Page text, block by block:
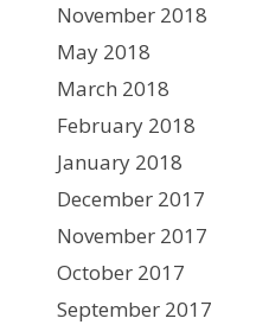
November 2018
May 2018
March 2018
February 2018
January 2018
December 2017
November 2017
October 2017
September 2017